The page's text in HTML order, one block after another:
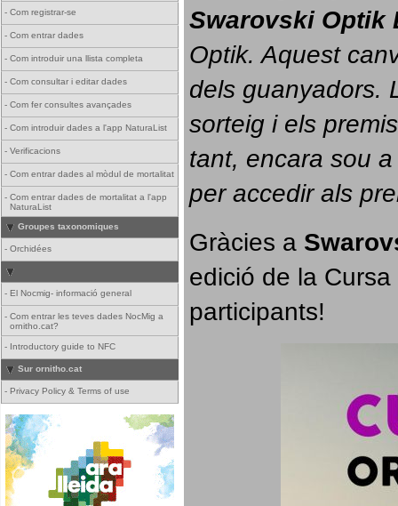
- Com registrar-se
- Com entrar dades
- Com introduir una llista completa
- Com consultar i editar dades
- Com fer consultes avançades
- Com introduir dades a l'app NaturaList
- Verificacions
- Com entrar dades al mòdul de mortalitat
- Com entrar dades de mortalitat a l'app
NaturaList
Groupes taxonomiques
- Orchidées
- El Nocmig- informació general
- Com entrar les teves dades NocMig a
ornitho.cat?
- Introductory guide to NFC
Sur ornitho.cat
- Privacy Policy & Terms of use
Swarovski Optik
Optik. Aquest
dels guanyadors.
sorteig i els
tant, encara sou
per accedir als
Gràcies a
edició de la
participants!